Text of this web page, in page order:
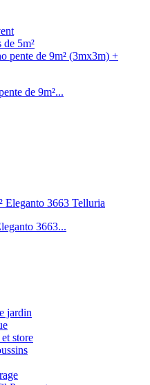
5m²
de 9m²...
3663...
jardin
store